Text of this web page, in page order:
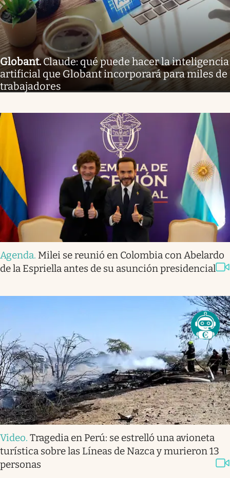
Globant.Claude: qué puede hacer la inteligencia
artificial que Globant incorporará para miles de
trabajadores
Agenda. Milei se reunió en Colombia con Abelardo
de la Espriella antes de su asunción presidencial
Video. Tragedia en Perú: se estrelló una avioneta
turística sobre las Líneas de Nazca y murieron 13
personas